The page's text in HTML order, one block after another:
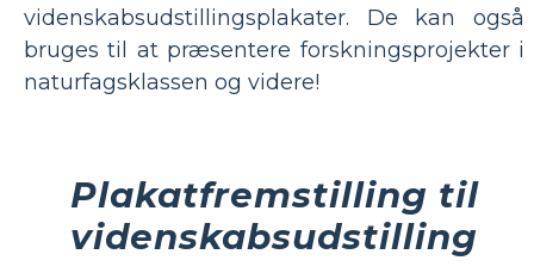
videnskabsudstillingsplakater. De kan også
bruges til at præsentere forskningsprojekter i
naturfagsklassen og videre!
Plakatfremstilling til
videnskabsudstilling